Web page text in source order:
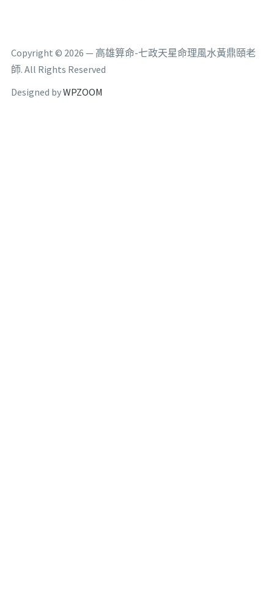
Copyright © 2026 — 高雄算命-七政天星命理風水黃鼎頤老
師. All Rights Reserved
Designed byWPZOOM